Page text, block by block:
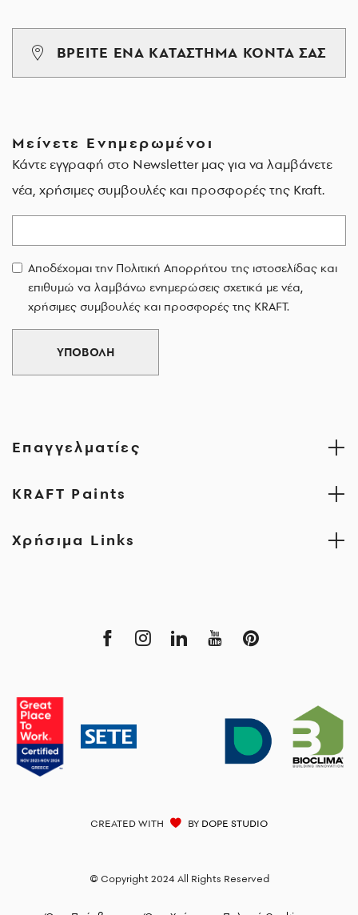
ΒΡΕΙΤΕ ΕΝΑ ΚΑΤΑΣΤΗΜΑ ΚΟΝΤΑ ΣΑΣ
Μείνετε Ενημερωμένοι
Κάντε εγγραφή στο Newsletter μας για να λαμβάνετε
νέα, χρήσιμες συμβουλές και προσφορές της Kraft.
Αποδέχομαι την Πολιτική Απορρήτου της ιστοσελίδας και
επιθυμώ να λαμβάνω ενημερώσεις σχετικά με νέα,
χρήσιμες συμβουλές και προσφορές της KRAFT.
ΥΠΟΒΟΛΗ
Επαγγελματίες
KRAFT Paints
Χρήσιμα Links
CREATED WITH BY DOPE STUDIO
© Copyright 2024 All Rights Reserved